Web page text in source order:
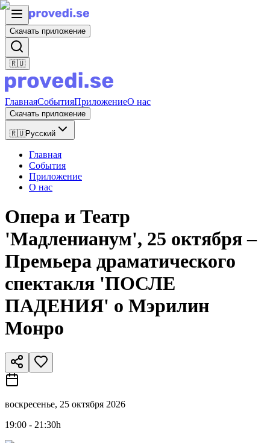
Скачать приложение
🇷🇺
ГлавнаяСобытияПриложениеО нас
Скачать приложение
🇷🇺Русский
Главная
События
Приложение
О нас
Опера и Театр
'Мадленианум', 25 октября –
Премьера драматического
спектакля 'ПОСЛЕ
ПАДЕНИЯ' о Мэрилин
Монро
воскресенье, 25 октября 2026
19:00 - 21:30h